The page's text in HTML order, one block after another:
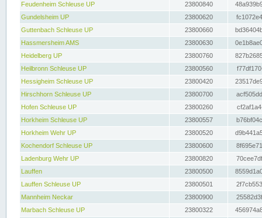
Feudenheim Schleuse UP
23800840
Gundelsheim UP
23800620
Guttenbach Schleuse UP
23800660
Hassmersheim AMS
23800630
Heidelberg UP
23800760
Heilbronn Schleuse UP
23800560
Hessigheim Schleuse UP
23800420
Hirschhorn Schleuse UP
23800700
Hofen Schleuse UP
23800260
Horkheim Schleuse UP
23800557
Horkheim Wehr UP
23800520
Kochendorf Schleuse UP
23800600
Ladenburg Wehr UP
23800820
Lauffen
23800500
Lauffen Schleuse UP
23800501
Mannheim Neckar
23800900
Marbach Schleuse UP
23800322